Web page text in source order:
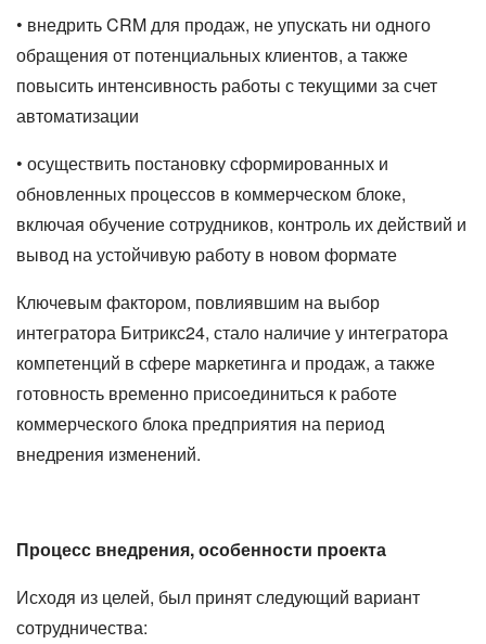
• внедрить CRM для продаж, не упускать ни одного
обращения от потенциальных клиентов, а также
повысить интенсивность работы с текущими за счет
автоматизации
• осуществить постановку сформированных и
обновленных процессов в коммерческом блоке,
включая обучение сотрудников, контроль их действий и
вывод на устойчивую работу в новом формате
Ключевым фактором, повлиявшим на выбор
интегратора Битрикс24, стало наличие у интегратора
компетенций в сфере маркетинга и продаж, а также
готовность временно присоединиться к работе
коммерческого блока предприятия на период
внедрения изменений.
Процесс внедрения, особенности проекта
Исходя из целей, был принят следующий вариант
сотрудничества: